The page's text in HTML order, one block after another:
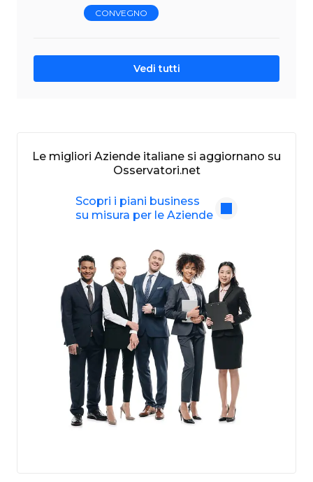
CONVEGNO
Vedi tutti
Le migliori Aziende italiane si aggiornano su
Osservatori.net
Scopri i piani business
su misura per le Aziende